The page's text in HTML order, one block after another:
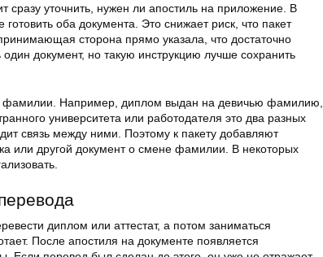
сразу уточнить, нужен ли апостиль на приложение. В
оба документа. Это снижает риск, что пакет
сторона прямо указала, что достаточно
документ, но такую инструкцию лучше сохранить
фамилии. Например, диплом выдан на девичью фамилию,
университета или работодателя это два разных
связь между ними. Поэтому к пакету добавляют
или другой документ о смене фамилии. В некоторых
диплом или аттестат, а потом заниматься
После апостиля на документе появляется